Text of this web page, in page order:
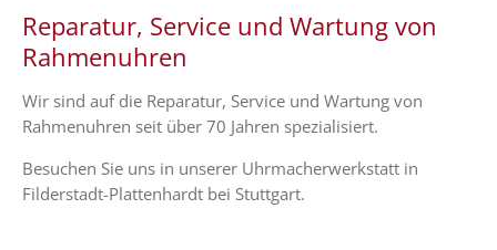
Reparatur, Service und Wartung von
Rahmenuhren
Wir sind auf die Reparatur, Service und Wartung von
Rahmenuhren seit über 70 Jahren spezialisiert.
Besuchen Sie uns in unserer Uhrmacherwerkstatt in
Filderstadt-Plattenhardt bei Stuttgart.